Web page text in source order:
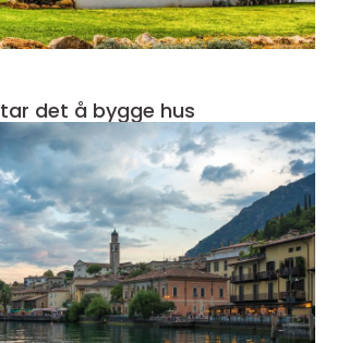
det å bygge hus